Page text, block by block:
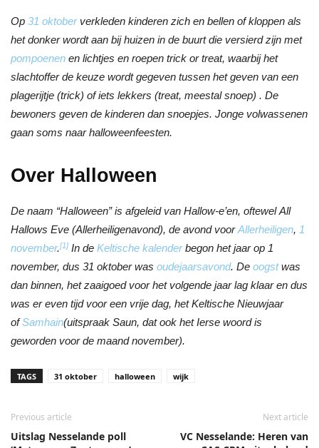
Op 31 oktoberverkleden kinderen zich en bellen of kloppen als
het donker wordt aan bij huizen in de buurt die versierd zijn met
pompoenen en lichtjes en roepen trick or treat, waarbij het
slachtoffer de keuze wordt gegeven tussen het geven van een
plagerijtje (trick) of iets lekkers (treat, meestal snoep) . De
bewoners geven de kinderen dan snoepjes. Jonge volwassenen
gaan soms naar halloweenfeesten.
Over Halloween
De naam “Halloween” is afgeleid van Hallow-e’en, oftewel All
Hallows Eve (Allerheiligenavond), de avond voorAllerheiligen, 1
november.[1] In de Keltische kalenderbegon het jaar op 1
november, dus 31 oktober was oudejaarsavond. De oogstwas
dan binnen, het zaaigoed voor het volgende jaar lag klaar en dus
was er even tijd voor een vrije dag, het Keltische Nieuwjaar
ofSamhain(uitspraak Saun, dat ook het Ierse woord is
geworden voor de maand november).
TAGS 31 oktober halloween wijk
Previous article
Uitslag Nesselande poll
Next article
VC Nesselande: Heren van